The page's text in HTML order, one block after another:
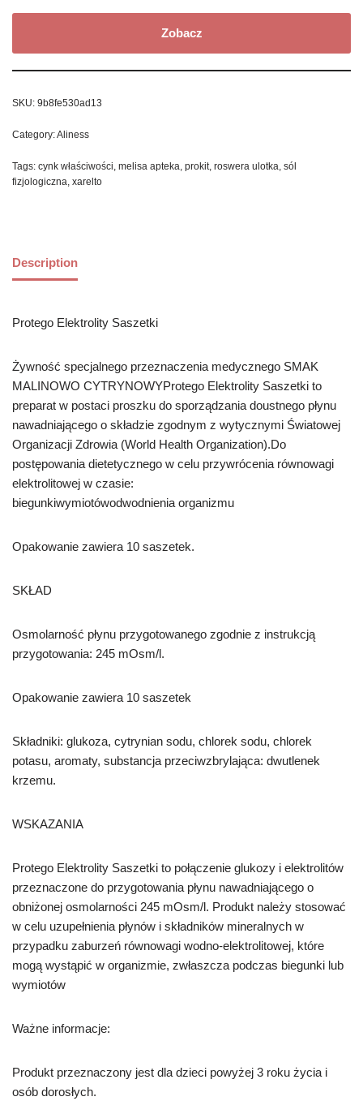
Zobacz
SKU: 9b8fe530ad13
Category:Aliness
Tags: cynk właściwości, melisa apteka, prokit, roswera ulotka, sól
fizjologiczna, xarelto
Description
Protego Elektrolity Saszetki
Żywność specjalnego przeznaczenia medycznego SMAK
MALINOWO CYTRYNOWYProtego Elektrolity Saszetki to
preparat w postaci proszku do sporządzania doustnego płynu
nawadniającego o składzie zgodnym z wytycznymi Światowej
Organizacji Zdrowia (World Health Organization).Do
postępowania dietetycznego w celu przywrócenia równowagi
elektrolitowej w czasie:
biegunkiwymiotówodwodnienia organizmu
Opakowanie zawiera 10 saszetek.
SKŁAD
Osmolarność płynu przygotowanego zgodnie z instrukcją
przygotowania: 245 mOsm/l.
Opakowanie zawiera 10 saszetek
Składniki: glukoza, cytrynian sodu, chlorek sodu, chlorek
potasu, aromaty, substancja przeciwzbrylająca: dwutlenek
krzemu.
WSKAZANIA
Protego Elektrolity Saszetki to połączenie glukozy i elektrolitów
przeznaczone do przygotowania płynu nawadniającego o
obniżonej osmolarności 245 mOsm/l. Produkt należy stosować
w celu uzupełnienia płynów i składników mineralnych w
przypadku zaburzeń równowagi wodno-elektrolitowej, które
mogą wystąpić w organizmie, zwłaszcza podczas biegunki lub
wymiotów
Ważne informacje:
Produkt przeznaczony jest dla dzieci powyżej 3 roku życia i
osób dorosłych.